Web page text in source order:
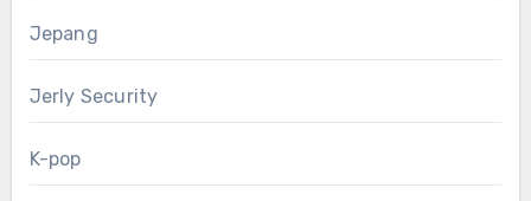
Jepang
Jerly Security
K-pop